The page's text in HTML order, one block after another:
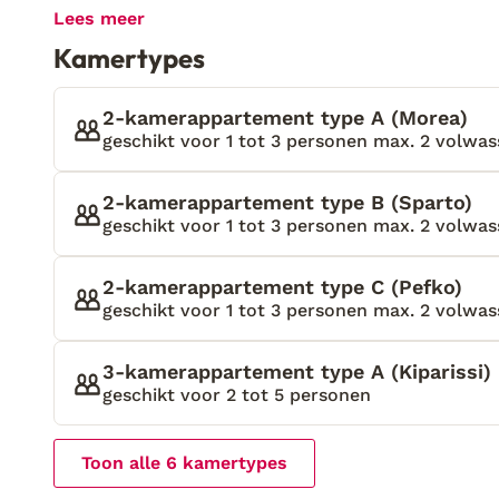
langs hun twaalf domeinen. Even later blijft
bedenk ik me, ze zijn echt allemaal even mooi.
achter zijn rug. Ik twijfel. ‘Vijf!' en stiekem vind ik
juicht en maakt een ‘volg mij'- gebaar waarop ik
‘Myrtia, aangenaam' en hij wijst trots richting de
Als Andreas even later mij de sleutel overhandigt
langs te komen voor tips in de buurt, onderbreek
geantwoord?' Andreas lacht. ‘Alles was goed
Lees meer
Kamertypes
2-kamerappartement type A (Morea)
geschikt voor 1 tot 3 personen max. 2
2-kamerappartement type B (Sparto)
geschikt voor 1 tot 3 personen max. 2
2-kamerappartement type C (Pefko)
geschikt voor 1 tot 3 personen max. 2
3-kamerappartement type A (Kiparissi)
geschikt voor 2 tot 5 personen
Toon alle 6 kamertypes